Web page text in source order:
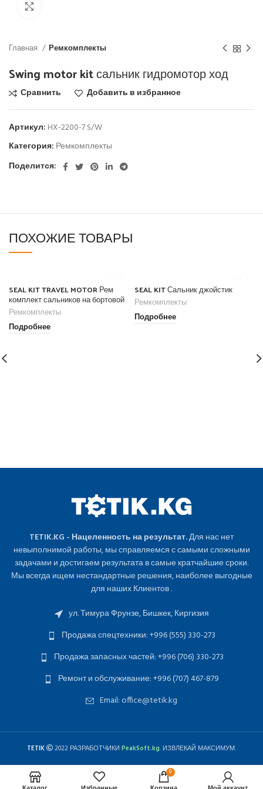
Главная Ремкомплекты
Swing motor kit сальник гидромотор ход
Сравнить Добавить в избранное
Артикул: HX-2200-7 S/W
Категория: Ремкомплекты
Поделится:
ПОХОЖИЕ ТОВАРЫ
SEAL KIT TRAVEL MOTOR Рем
комплект сальников на бортовой
Ремкомплекты
Подробнее
SEAL KIT Сальник джойстик
Ремкомплекты
Подробнее
TETIK.KG - Нацеленность на результат.Для нас нет
невыполнимой работы, мы справляемся с самыми сложными
задачами и достигаем результата в самые кратчайшие сроки.
Мы всегда ищем нестандартные решения, наиболее выгодные
для наших Клиентов .
ул. Тимура Фрунзе, Бишкек, Киргизия
Продажа спецтехники: +996 (555) 330-273
Продажа запасных частей: +996 (706) 330-273
Ремонт и обслуживание: +996 (707) 467-879
Email: office@tetik.kg
TETIK 2022 РАЗРАБОТЧИКИ PeakSoft.kg. ИЗВЛЕКАЙ МАКСИМУМ.
0